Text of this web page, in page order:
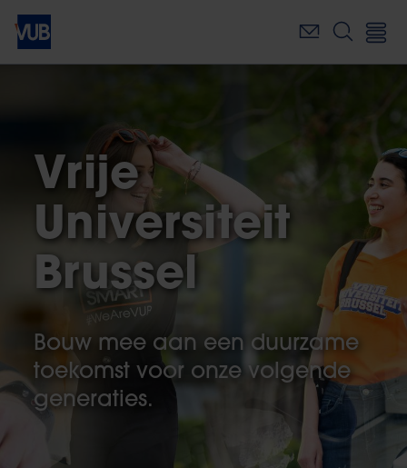
Overslaan
naar
Vrije
Universiteit
Brussel
Bouw mee aan een duurzame
toekomst voor onze volgende
generaties.